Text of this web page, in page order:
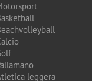
leggera